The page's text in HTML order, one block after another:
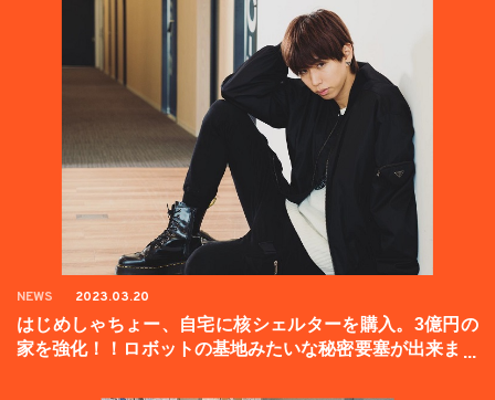
NEWS 2023.03.20
はじめしゃちょー、自宅に核シェルターを購入。3億円の
家を強化！！ロボットの基地みたいな秘密要塞が出来まし